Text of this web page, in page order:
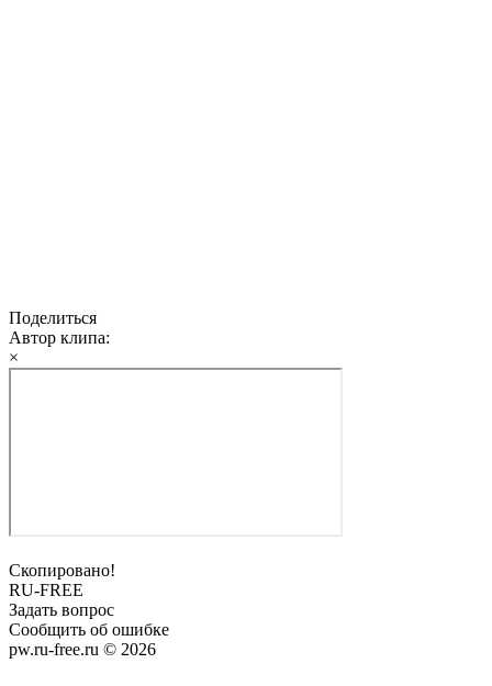
Поделиться
Автор клипа:
×
Скопировано!
RU-FREE
Задать вопрос
Сообщить об ошибке
pw.ru-free.ru © 2026